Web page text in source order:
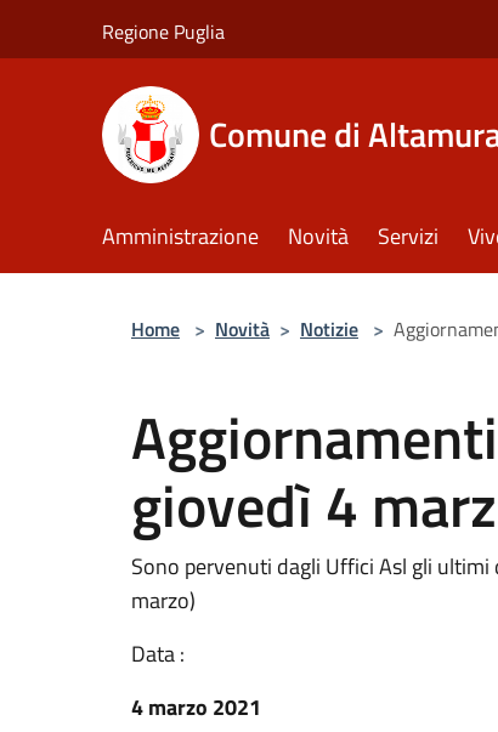
Regione Puglia
Comune di
Amministrazione Novità Servizi
Home > Novità > Notizie >
giovedì 4
Sono pervenuti dagli Uffici Asl gli
marzo)
Data :
4 marzo 2021